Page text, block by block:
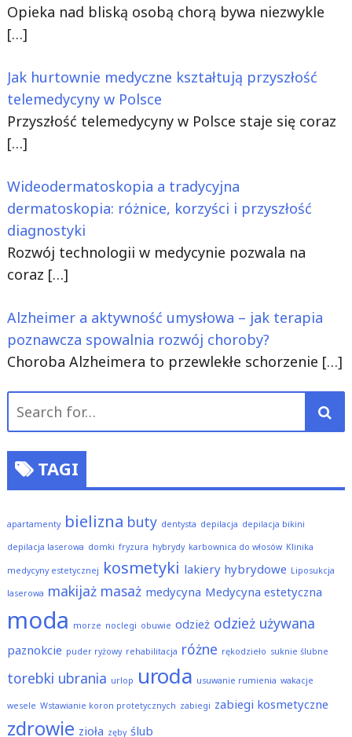
Opieka nad bliską osobą chorą bywa niezwykle
[…]
Jak hurtownie medyczne kształtują przyszłość
telemedycyny w Polsce
Przyszłość telemedycyny w Polsce staje się coraz
[…]
Wideodermatoskopia a tradycyjna
dermatoskopia: różnice, korzyści i przyszłość
diagnostyki
Rozwój technologii w medycynie pozwala na
coraz […]
Alzheimer a aktywność umysłowa – jak terapia
poznawcza spowalnia rozwój choroby?
Choroba Alzheimera to przewlekłe schorzenie […]
for:
TAGI
apartamenty bielizna buty dentysta depilacja depilacja bikini
depilacja laserowa domki fryzura hybrydy karbownica do włosów Klinika
medycyny estetycznej kosmetyki lakiery hybrydowe Liposukcja
laserowa makijaż masaż medycyna Medycyna estetyczna
moda morze noclegi obuwie odzież odzież używana
paznokcie puder ryżowy rehabilitacja różne rękodzieło suknie ślubne
torebki ubrania urlop uroda usuwanie rumienia wakacje
wesele Wstawianie koron protetycznych zabiegi zabiegi kosmetyczne
zdrowie zioła zęby ślub